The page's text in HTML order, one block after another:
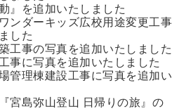
』を追加いたしました
ンダーキッズ広校用途変更工事
した
工事の写真を追加いたしました
事に写真を追加いたしました
管理棟建設工事に写真を追加い
宮島弥山登山 日帰りの旅』の